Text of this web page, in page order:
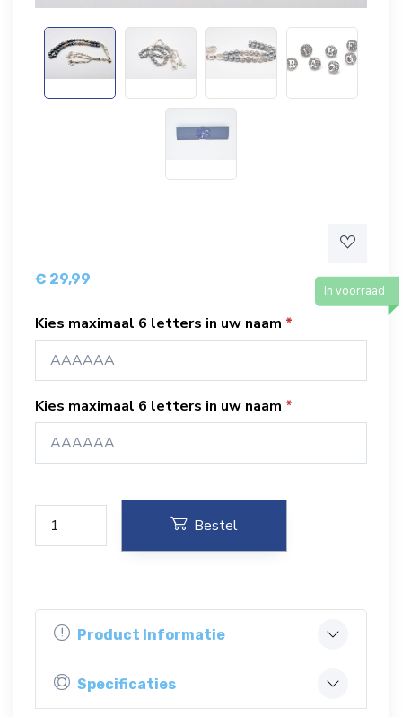
€ 29,99
In voorraad
Kies maximaal 6 letters in uw naam
Kies maximaal 6 letters in uw naam
Bestel
Product Informatie
Specificaties